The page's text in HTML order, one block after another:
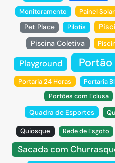
Monitoramento Painel Solar
Pet Place Pilotis
Piscina Coletiva
Playground
Portaria 24 Horas Portaria
Portões com Eclusa
Quadra de Esportes
Quiosque Rede de Esgoto
Sacada com